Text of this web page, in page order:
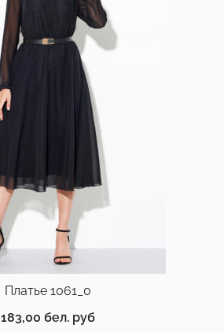
Платье 1061_0
183,00 бел. руб